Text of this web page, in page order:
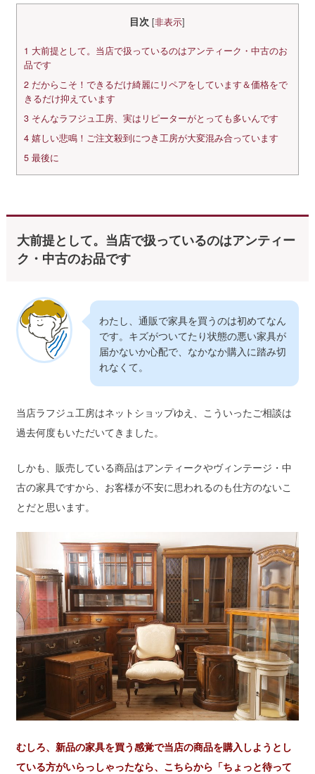
目次 [非表示]
1 大前提として。当店で扱っているのはアンティーク・中古のお
品です
2だからこそ！できるだけ綺麗にリペアをしています＆価格をで
きるだけ抑えています
3そんなラフジュ工房、実はリピーターがとっても多いんです
4嬉しい悲鳴！ご注文殺到につき工房が大変混み合っています
5最後に
大前提として。当店で扱っているのはアンティー
ク・中古のお品です
わたし、通販で家具を買うのは初めてなん
です。キズがついてたり状態の悪い家具が
届かないか心配で、なかなか購入に踏み切
れなくて。
当店ラフジュ工房はネットショップゆえ、こういったご相談は
過去何度もいただいてきました。
しかも、販売している商品はアンティークやヴィンテージ・中
古の家具ですから、お客様が不安に思われるのも仕方のないこ
とだと思います。
むしろ、新品の家具を買う感覚で当店の商品を購入しようとし
ている方がいらっしゃったなら、こちらから「ちょっと待って